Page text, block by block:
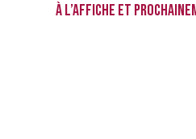
À l’affiche et